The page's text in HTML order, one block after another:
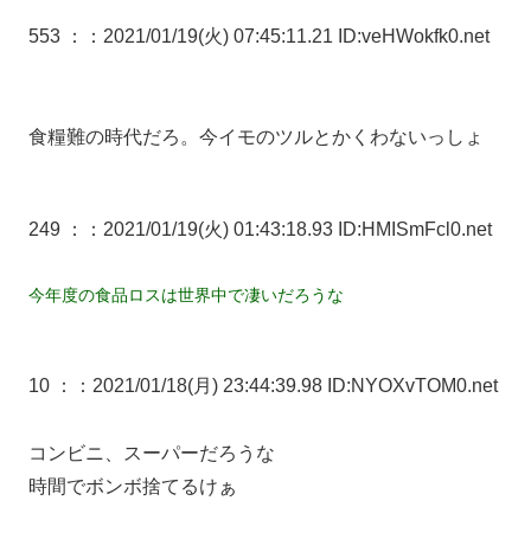
553 ： ：2021/01/19(火) 07:45:11.21 ID:veHWokfk0.net
食糧難の時代だろ。今イモのツルとかくわないっしょ
249 ： ：2021/01/19(火) 01:43:18.93 ID:HMISmFcl0.net
今年度の食品ロスは世界中で凄いだろうな
10 ： ：2021/01/18(月) 23:44:39.98 ID:NYOXvTOM0.net
コンビニ、スーパーだろうな
時間でボンボ捨てるけぁ